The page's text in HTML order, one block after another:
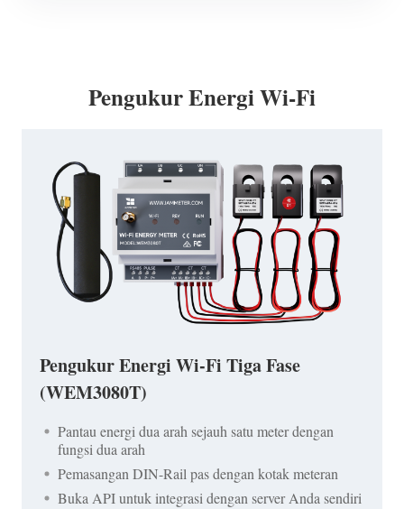
Pengukur Energi Wi-Fi
Pengukur Energi Wi-Fi Tiga Fase
(WEM3080T)
Pantau energi dua arah sejauh satu meter dengan
fungsi dua arah
Pemasangan DIN-Rail pas dengan kotak meteran
Buka API untuk integrasi dengan server Anda sendiri